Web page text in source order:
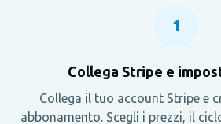
1
Collega Stripe e
Collega il tuo account Stripe e
abbonamento. Scegli i prezzi, il